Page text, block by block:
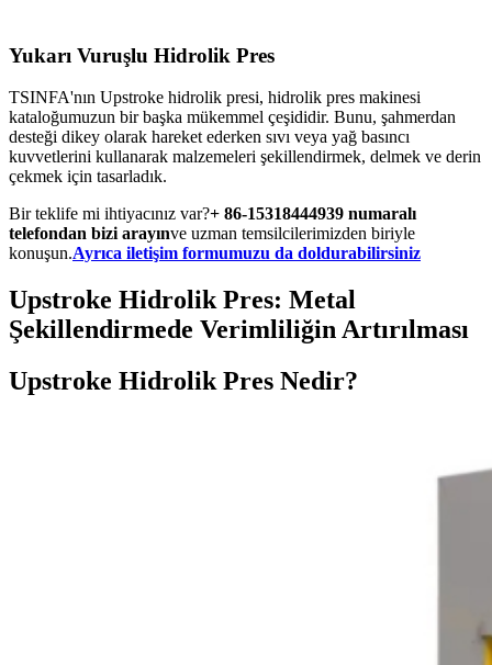
Yukarı Vuruşlu Hidrolik Pres
TSINFA'nın Upstroke hidrolik presi, hidrolik pres makinesi
kataloğumuzun bir başka mükemmel çeşididir. Bunu, şahmerdan
desteği dikey olarak hareket ederken sıvı veya yağ basıncı
kuvvetlerini kullanarak malzemeleri şekillendirmek, delmek ve derin
çekmek için tasarladık.
Bir teklife mi ihtiyacınız var?+ 86-15318444939 numaralı
telefondan bizi arayınve uzman temsilcilerimizden biriyle
konuşun.Ayrıca iletişim formumuzu da doldurabilirsiniz
Upstroke Hidrolik Pres: Metal
Şekillendirmede Verimliliğin Artırılması
Upstroke Hidrolik Pres Nedir?